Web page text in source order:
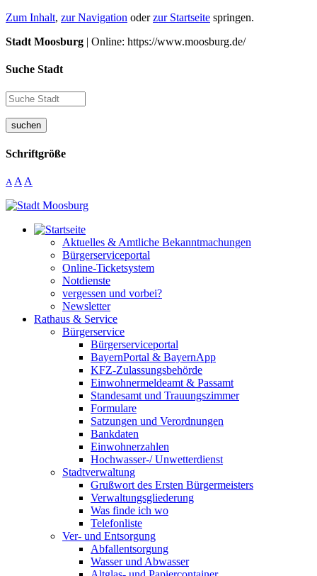
Zum Inhalt, zur Navigation oderzur Startseite springen.
Stadt Moosburg | Online: https://www.moosburg.de/
Suche Stadt
suchen
Schriftgröße
A A A
Aktuelles & Amtliche Bekanntmachungen
Bürgerserviceportal
Online-Ticketsystem
Notdienste
vergessen und vorbei?
Newsletter
Rathaus & Service
Bürgerservice
Bürgerserviceportal
BayernPortal & BayernApp
KFZ-Zulassungsbehörde
Einwohnermeldeamt & Passamt
Standesamt und Trauungszimmer
Formulare
Satzungen und Verordnungen
Bankdaten
Einwohnerzahlen
Hochwasser-/ Unwetterdienst
Stadtverwaltung
Grußwort des Ersten Bürgermeisters
Verwaltungsgliederung
Was finde ich wo
Telefonliste
Ver- und Entsorgung
Abfallentsorgung
Wasser und Abwasser